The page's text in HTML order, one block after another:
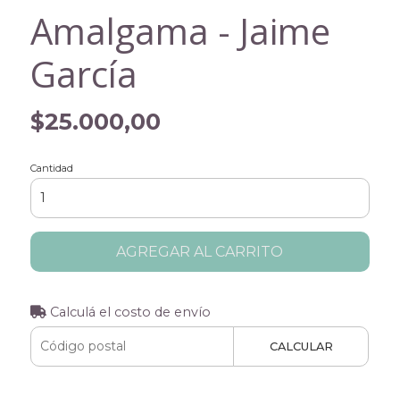
Amalgama - Jaime
García
$25.000,00
Cantidad
AGREGAR AL CARRITO
Calculá el costo de envío
CALCULAR